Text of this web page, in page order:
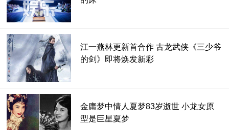
江一燕林更新首合作 古龙武侠《三少爷
的剑》即将焕发新彩
金庸梦中情人夏梦83岁逝世 小龙女原
型是巨星夏梦